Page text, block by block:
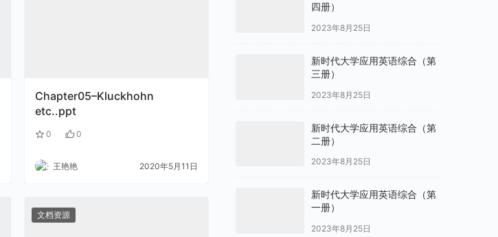
Chapter05–Kluckhohn
etc..ppt
0 0
王艳艳 2020年5月11日
文档资源
四册）
2023年8月25日
新时代大学应用英语综合（第
三册）
2023年8月25日
新时代大学应用英语综合（第
二册）
2023年8月25日
新时代大学应用英语综合（第
一册）
2023年8月25日